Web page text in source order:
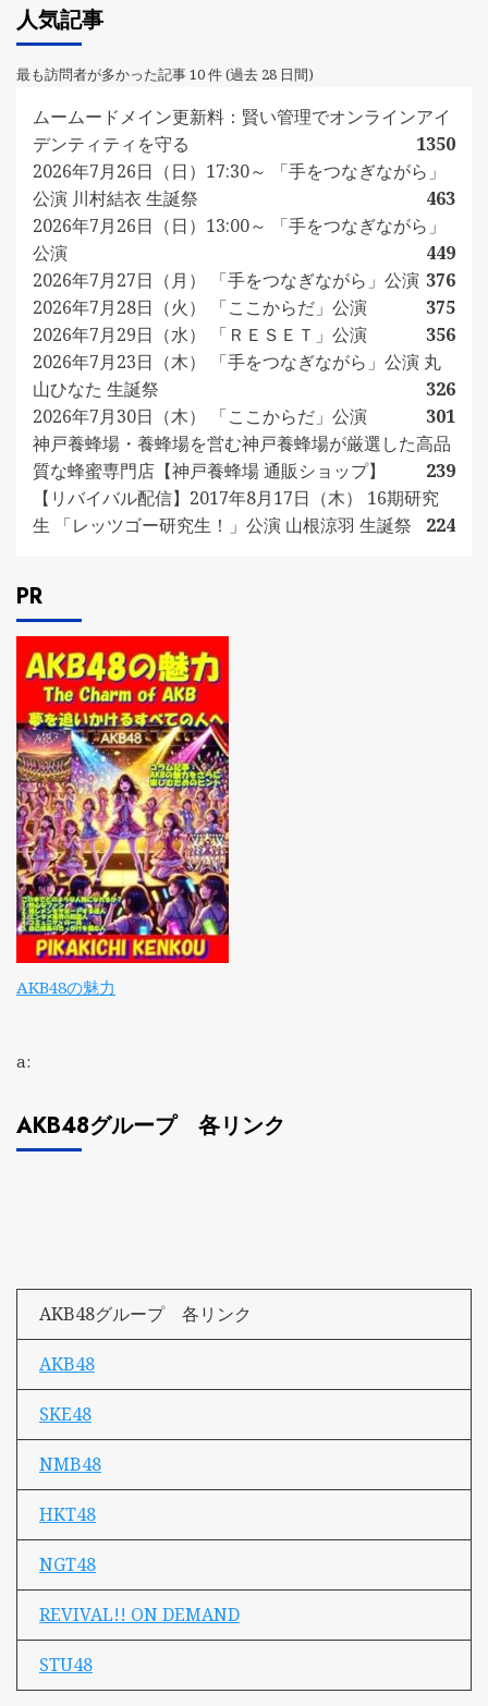
人気記事
最も訪問者が多かった記事 10 件 (過去 28 日間)
ムームードメイン更新料：賢い管理でオンラインアイ
デンティティを守る
1350
2026年7月26日（日）17:30～ 「手をつなぎながら」
公演 川村結衣 生誕祭
463
2026年7月26日（日）13:00～ 「手をつなぎながら」
公演
449
2026年7月27日（月） 「手をつなぎながら」公演 376
2026年7月28日（火） 「ここからだ」公演
375
2026年7月29日（水） 「ＲＥＳＥＴ」公演
356
2026年7月23日（木） 「手をつなぎながら」公演 丸
山ひなた 生誕祭
326
2026年7月30日（木） 「ここからだ」公演
301
神戸養蜂場・養蜂場を営む神戸養蜂場が厳選した高品
質な蜂蜜専門店【神戸養蜂場 通販ショップ】
239
【リバイバル配信】2017年8月17日（木） 16期研究
生 「レッツゴー研究生！」公演 山根涼羽 生誕祭
224
PR
AKB48の魅力
a:
AKB48グループ 各リンク
AKB48グループ 各リンク
AKB48
SKE48
NMB48
HKT48
NGT48
REVIVAL!! ON DEMAND
STU48